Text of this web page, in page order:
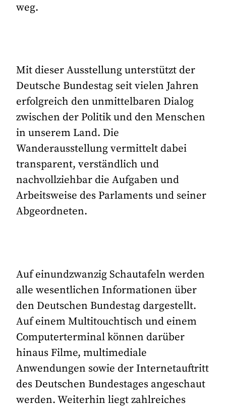
weg.
Mit dieser Ausstellung unterstützt der
Deutsche Bundestag seit vielen Jahren
erfolgreich den unmittelbaren Dialog
zwischen der Politik und den Menschen
in unserem Land. Die
Wanderausstellung vermittelt dabei
transparent, verständlich und
nachvollziehbar die Aufgaben und
Arbeitsweise des Parlaments und seiner
Abgeordneten.
Auf einundzwanzig Schautafeln werden
alle wesentlichen Informationen über
den Deutschen Bundestag dargestellt.
Auf einem Multitouchtisch und einem
Computerterminal können darüber
hinaus Filme, multimediale
Anwendungen sowie der Internetauftritt
des Deutschen Bundestages angeschaut
werden. Weiterhin liegt zahlreiches